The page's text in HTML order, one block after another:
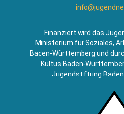
Finanziert wird das
Ministerium für Soziales,
Baden-Württemberg und
Kultus Baden-
Jugendstiftung Baden